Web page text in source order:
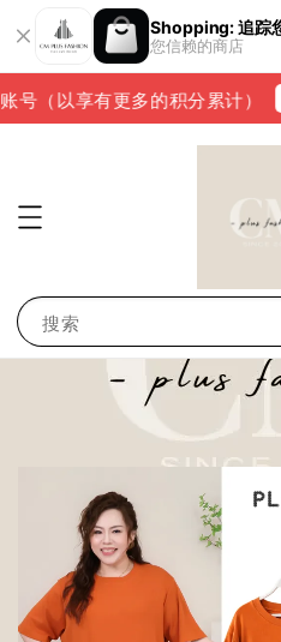
Shopping: 追踪
您信赖的商店
（以享有更多的积分累计）
搜索